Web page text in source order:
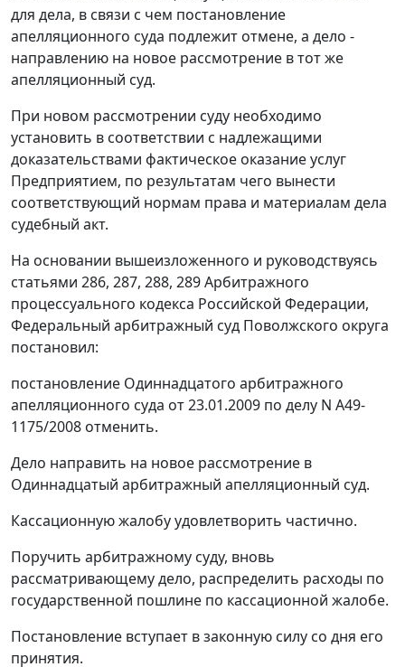
для дела, в связи с чем постановление
апелляционного суда подлежит отмене, а дело -
направлению на новое рассмотрение в тот же
апелляционный суд.
При новом рассмотрении суду необходимо
установить в соответствии с надлежащими
доказательствами фактическое оказание услуг
Предприятием, по результатам чего вынести
соответствующий нормам права и материалам дела
судебный акт.
На основании вышеизложенного и руководствуясь
статьями 286, 287, 288, 289Арбитражного
процессуального кодекса Российской Федерации,
Федеральный арбитражный суд Поволжского округа
постановил:
постановление Одиннадцатого арбитражного
апелляционного суда от 23.01.2009 по делу N А49-
1175/2008 отменить.
Дело направить на новое рассмотрение в
Одиннадцатый арбитражный апелляционный суд.
Кассационную жалобу удовлетворить частично.
Поручить арбитражному суду, вновь
рассматривающему дело, распределить расходы по
государственной пошлине по кассационной жалобе.
Постановление вступает в законную силу со дня его
принятия.